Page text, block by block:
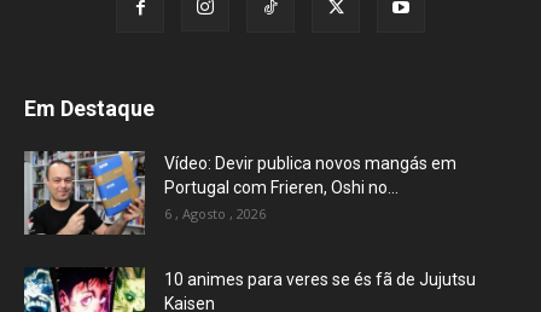
Em Destaque
Vídeo: Devir publica novos mangás em
Portugal com Frieren, Oshi no...
6 , Agosto , 2026
10 animes para veres se és fã de Jujutsu
Kaisen